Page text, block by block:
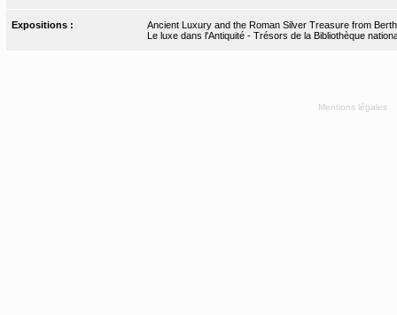
Expositions :
Ancient Luxury and the Roman Silver Treasure from
Le luxe dans l'Antiquité - Trésors de la Bibliothèque
Mentions légales